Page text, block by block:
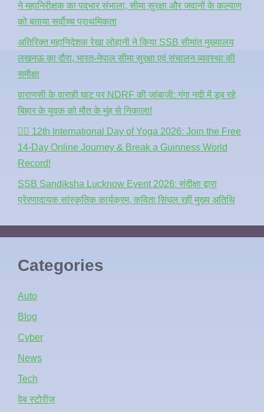
ने महानिरीक्षक का पदभार संभाला, सीमा सुरक्षा और जवानों के कल्याण
को बताया सर्वोच्च प्राथमिकता
अतिरिक्त महानिदेशक रेखा लोहानी ने किया SSB सीमांत मुख्यालय
लखनऊ का दौरा, भारत-नेपाल सीमा सुरक्षा एवं संचालन व्यवस्था की
समीक्षा
वाराणसी के वाराही घाट पर NDRF की जांबाजी: गंगा नदी में डूब रहे
बिहार के युवक को मौत के मुंह से निकाला!
🧘‍♂️ 12th International Day of Yoga 2026: Join the Free
14-Day Online Journey & Break a Guinness World
Record!
SSB Sandiksha Lucknow Event 2026: संदीक्षा द्वारा
प्रेरणादायक सांस्कृतिक कार्यक्रम, कविता सिंघल रहीं मुख्य अतिथि
Categories
Auto
Blog
Cyber
News
Tech
वेब स्टोरीज़